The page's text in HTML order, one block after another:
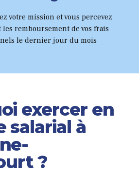
0
7
8
9
0
votre mission et vous percevez
les remboursement de vos frais
le dernier jour du mois
exercer en
salarial à
?